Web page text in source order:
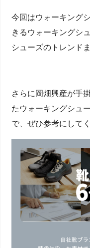
今回はウォーキング
きるウォーキングシ
シューズのトレンド
さらに岡畑興産が手
たウォーキングシュ
で、ぜひ参考にして